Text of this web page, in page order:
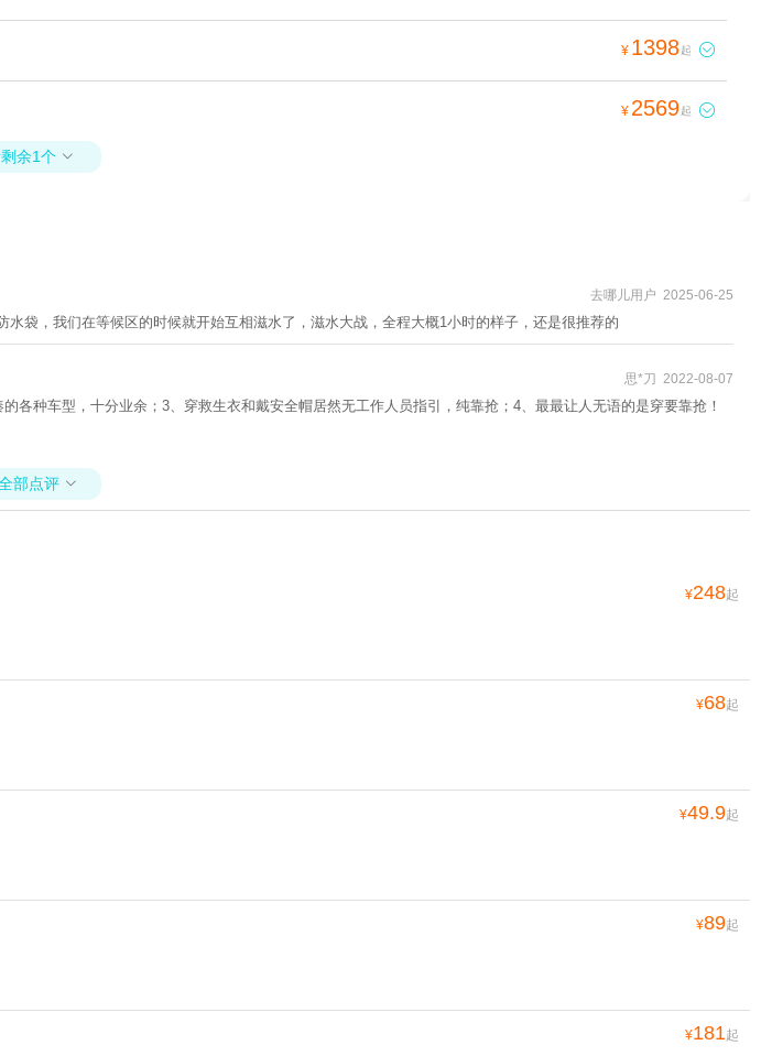
¥ 1398起 
¥ 2569起 
余1个 
去哪儿用户 2025-06-25
袋，我们在等候区的时候就开始互相滋水了，滋水大战，全程大概1小时的样子，还是很推荐的
思*刀 2022-08-07
种车型，十分业余；3、穿救生衣和戴安全帽居然无工作人员指引，纯靠抢；4、最最让人无语的是穿要靠抢！
部点评 
¥248起
¥68起
¥49.9起
¥89起
¥181起